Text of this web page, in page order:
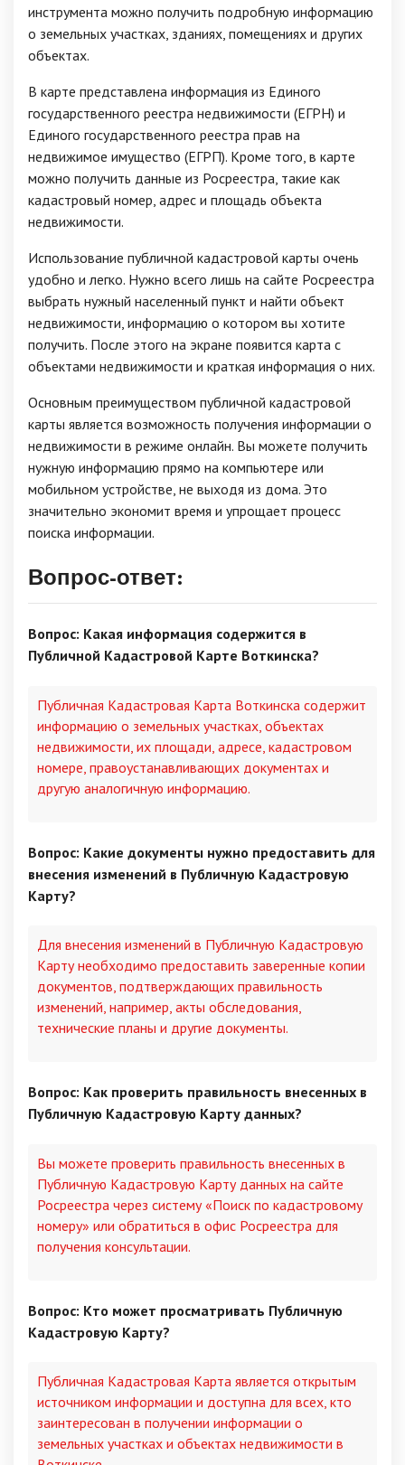
инструмента можно получить подробную информацию
о земельных участках, зданиях, помещениях и других
объектах.
В карте представлена информация из Единого
государственного реестра недвижимости (ЕГРН) и
Единого государственного реестра прав на
недвижимое имущество (ЕГРП). Кроме того, в карте
можно получить данные из Росреестра, такие как
кадастровый номер, адрес и площадь объекта
недвижимости.
Использование публичной кадастровой карты очень
удобно и легко. Нужно всего лишь на сайте Росреестра
выбрать нужный населенный пункт и найти объект
недвижимости, информацию о котором вы хотите
получить. После этого на экране появится карта с
объектами недвижимости и краткая информация о них.
Основным преимуществом публичной кадастровой
карты является возможность получения информации о
недвижимости в режиме онлайн. Вы можете получить
нужную информацию прямо на компьютере или
мобильном устройстве, не выходя из дома. Это
значительно экономит время и упрощает процесс
поиска информации.
Вопрос-ответ:
Вопрос: Какая информация содержится в
Публичной Кадастровой Карте Воткинска?
Публичная Кадастровая Карта Воткинска содержит
информацию о земельных участках, объектах
недвижимости, их площади, адресе, кадастровом
номере, правоустанавливающих документах и
другую аналогичную информацию.
Вопрос: Какие документы нужно предоставить для
внесения изменений в Публичную Кадастровую
Карту?
Для внесения изменений в Публичную Кадастровую
Карту необходимо предоставить заверенные копии
документов, подтверждающих правильность
изменений, например, акты обследования,
технические планы и другие документы.
Вопрос: Как проверить правильность внесенных в
Публичную Кадастровую Карту данных?
Вы можете проверить правильность внесенных в
Публичную Кадастровую Карту данных на сайте
Росреестра через систему «Поиск по кадастровому
номеру» или обратиться в офис Росреестра для
получения консультации.
Вопрос: Кто может просматривать Публичную
Кадастровую Карту?
Публичная Кадастровая Карта является открытым
источником информации и доступна для всех, кто
заинтересован в получении информации о
земельных участках и объектах недвижимости в